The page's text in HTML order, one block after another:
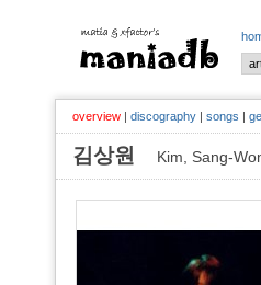
overview | discography | songs |
김상원 Kim, Sang-